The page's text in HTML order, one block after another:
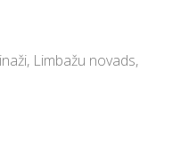
Limbažu novads,